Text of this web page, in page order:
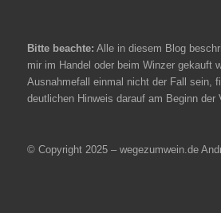
Bitte beachte: Alle in diesem Blog
mir im Handel oder beim Winzer gekauft
Ausnahmefall einmal nicht der Fall sein,
deutlichen Hinweis darauf am Beginn der
© Copyright 2025 – wegezumwein.de